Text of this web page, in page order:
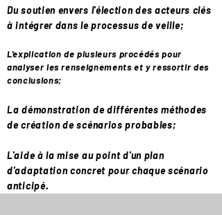
Du soutien envers l'élection des acteurs clés
à intégrer dans le processus de veille;
L'explication de plusieurs procédés pour
analyser les renseignements et y ressortir des
conclusions;
La démonstration de différentes méthodes
de création de scénarios probables;
L'aide à la mise au point d'un plan
d'adaptation concret pour chaque scénario
anticipé.